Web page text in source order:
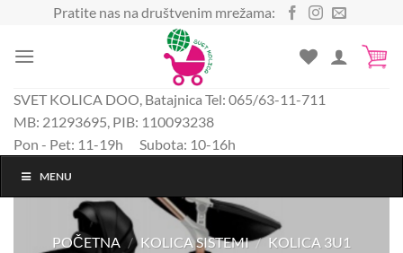
sadržaj
Pratite nas na društvenim mrežama:
SVET KOLICA DOO, Batajnica Tel: 065/63-11-711
MB: 21293695, PIB: 110093238
Pon - Pet: 11-19h Subota: 10-16h
MENU
POČETNA / KOLICA SISTEMI / KOLICA 3U1